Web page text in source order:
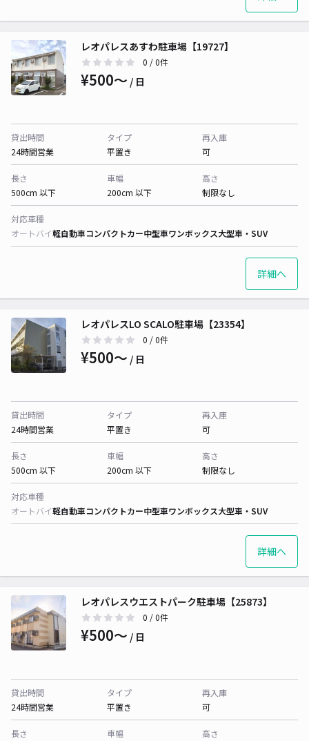
レオパレスあすわ駐車場【19727】
0 / 0件
¥500〜 / 日
貸出時間
24時間営業
タイプ
平置き
再入庫
可
長さ
500cm 以下
車幅
200cm 以下
高さ
制限なし
対応車種
オートバイ軽自動車コンパクトカー中型車ワンボックス大型車・SUV
詳細へ
レオパレスLO SCALO駐車場【23354】
0 / 0件
¥500〜 / 日
貸出時間
24時間営業
タイプ
平置き
再入庫
可
長さ
500cm 以下
車幅
200cm 以下
高さ
制限なし
対応車種
オートバイ軽自動車コンパクトカー中型車ワンボックス大型車・SUV
詳細へ
レオパレスウエストパーク駐車場【25873】
0 / 0件
¥500〜 / 日
貸出時間
24時間営業
タイプ
平置き
再入庫
可
長さ
車幅
高さ